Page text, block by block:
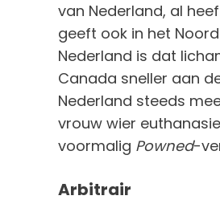
van Nederland, al
geeft ook in het
Nederland is dat
Canada sneller aan
Nederland steeds
vrouw wier
voormalig Powned­-
Arbitrair